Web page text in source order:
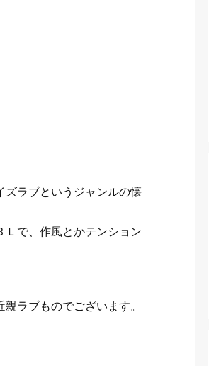
ズラブというジャンルの懐
で、作風とかテンション
ラブものでございます。